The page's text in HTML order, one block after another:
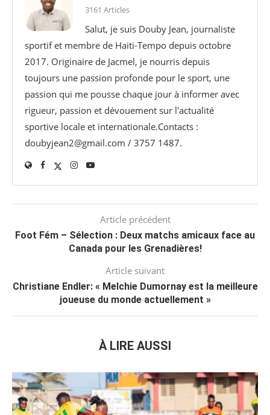
3161 Articles
Salut, je suis Douby Jean, journaliste
sportif et membre de Haiti-Tempo depuis octobre
2017. Originaire de Jacmel, je nourris depuis
toujours une passion profonde pour le sport, une
passion qui me pousse chaque jour à informer avec
rigueur, passion et dévouement sur l'actualité
sportive locale et internationale.Contacts :
doubyjean2@gmail.com / 3757 1487.
Article précédent
Foot Fém – Sélection : Deux matchs amicaux face au
Canada pour les Grenadières!
Article suivant
Christiane Endler: « Melchie Dumornay est la meilleure
joueuse du monde actuellement »
À LIRE AUSSI